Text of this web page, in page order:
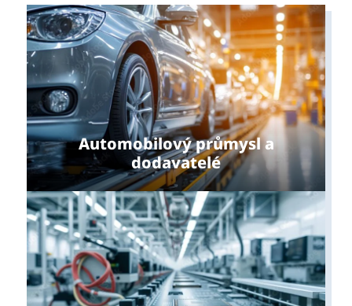
Automobilový průmysl a
dodavatelé